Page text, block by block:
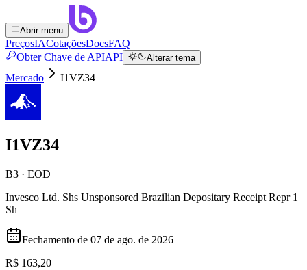
Abrir menu
PreçosIACotaçõesDocsFAQ
Obter Chave de APIAPI Alterar tema
Mercado I1VZ34
I1VZ34
B3 · EOD
Invesco Ltd. Shs Unsponsored Brazilian Depositary Receipt Repr 1
Sh
Fechamento de 07 de ago. de 2026
R$ 163,20